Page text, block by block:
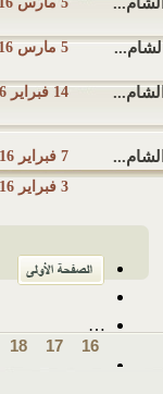
5 مارس 2016 م
14 فبراير 2016 م
7 فبراير 2016 م
3 فبراير 2016 م
…
16
17
18